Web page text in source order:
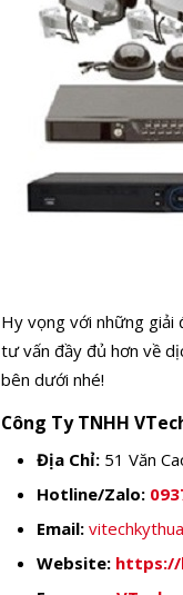
Hy vọng với những giải
tư vấn đầy đủ hơn về
bên dưới nhé!
Công Ty TNHH
Địa Chỉ: 51 Văn
Hotline/Zalo:
Email:
Website: https://